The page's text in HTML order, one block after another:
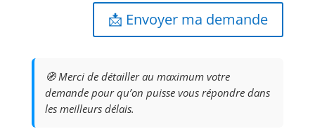
📩 Envoyer ma demande
🧭 Merci de détailler au maximum votre
demande pour qu’on puisse vous répondre dans
les meilleurs délais.